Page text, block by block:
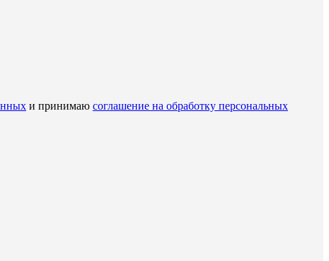
и принимаю соглашение на обработку персональных